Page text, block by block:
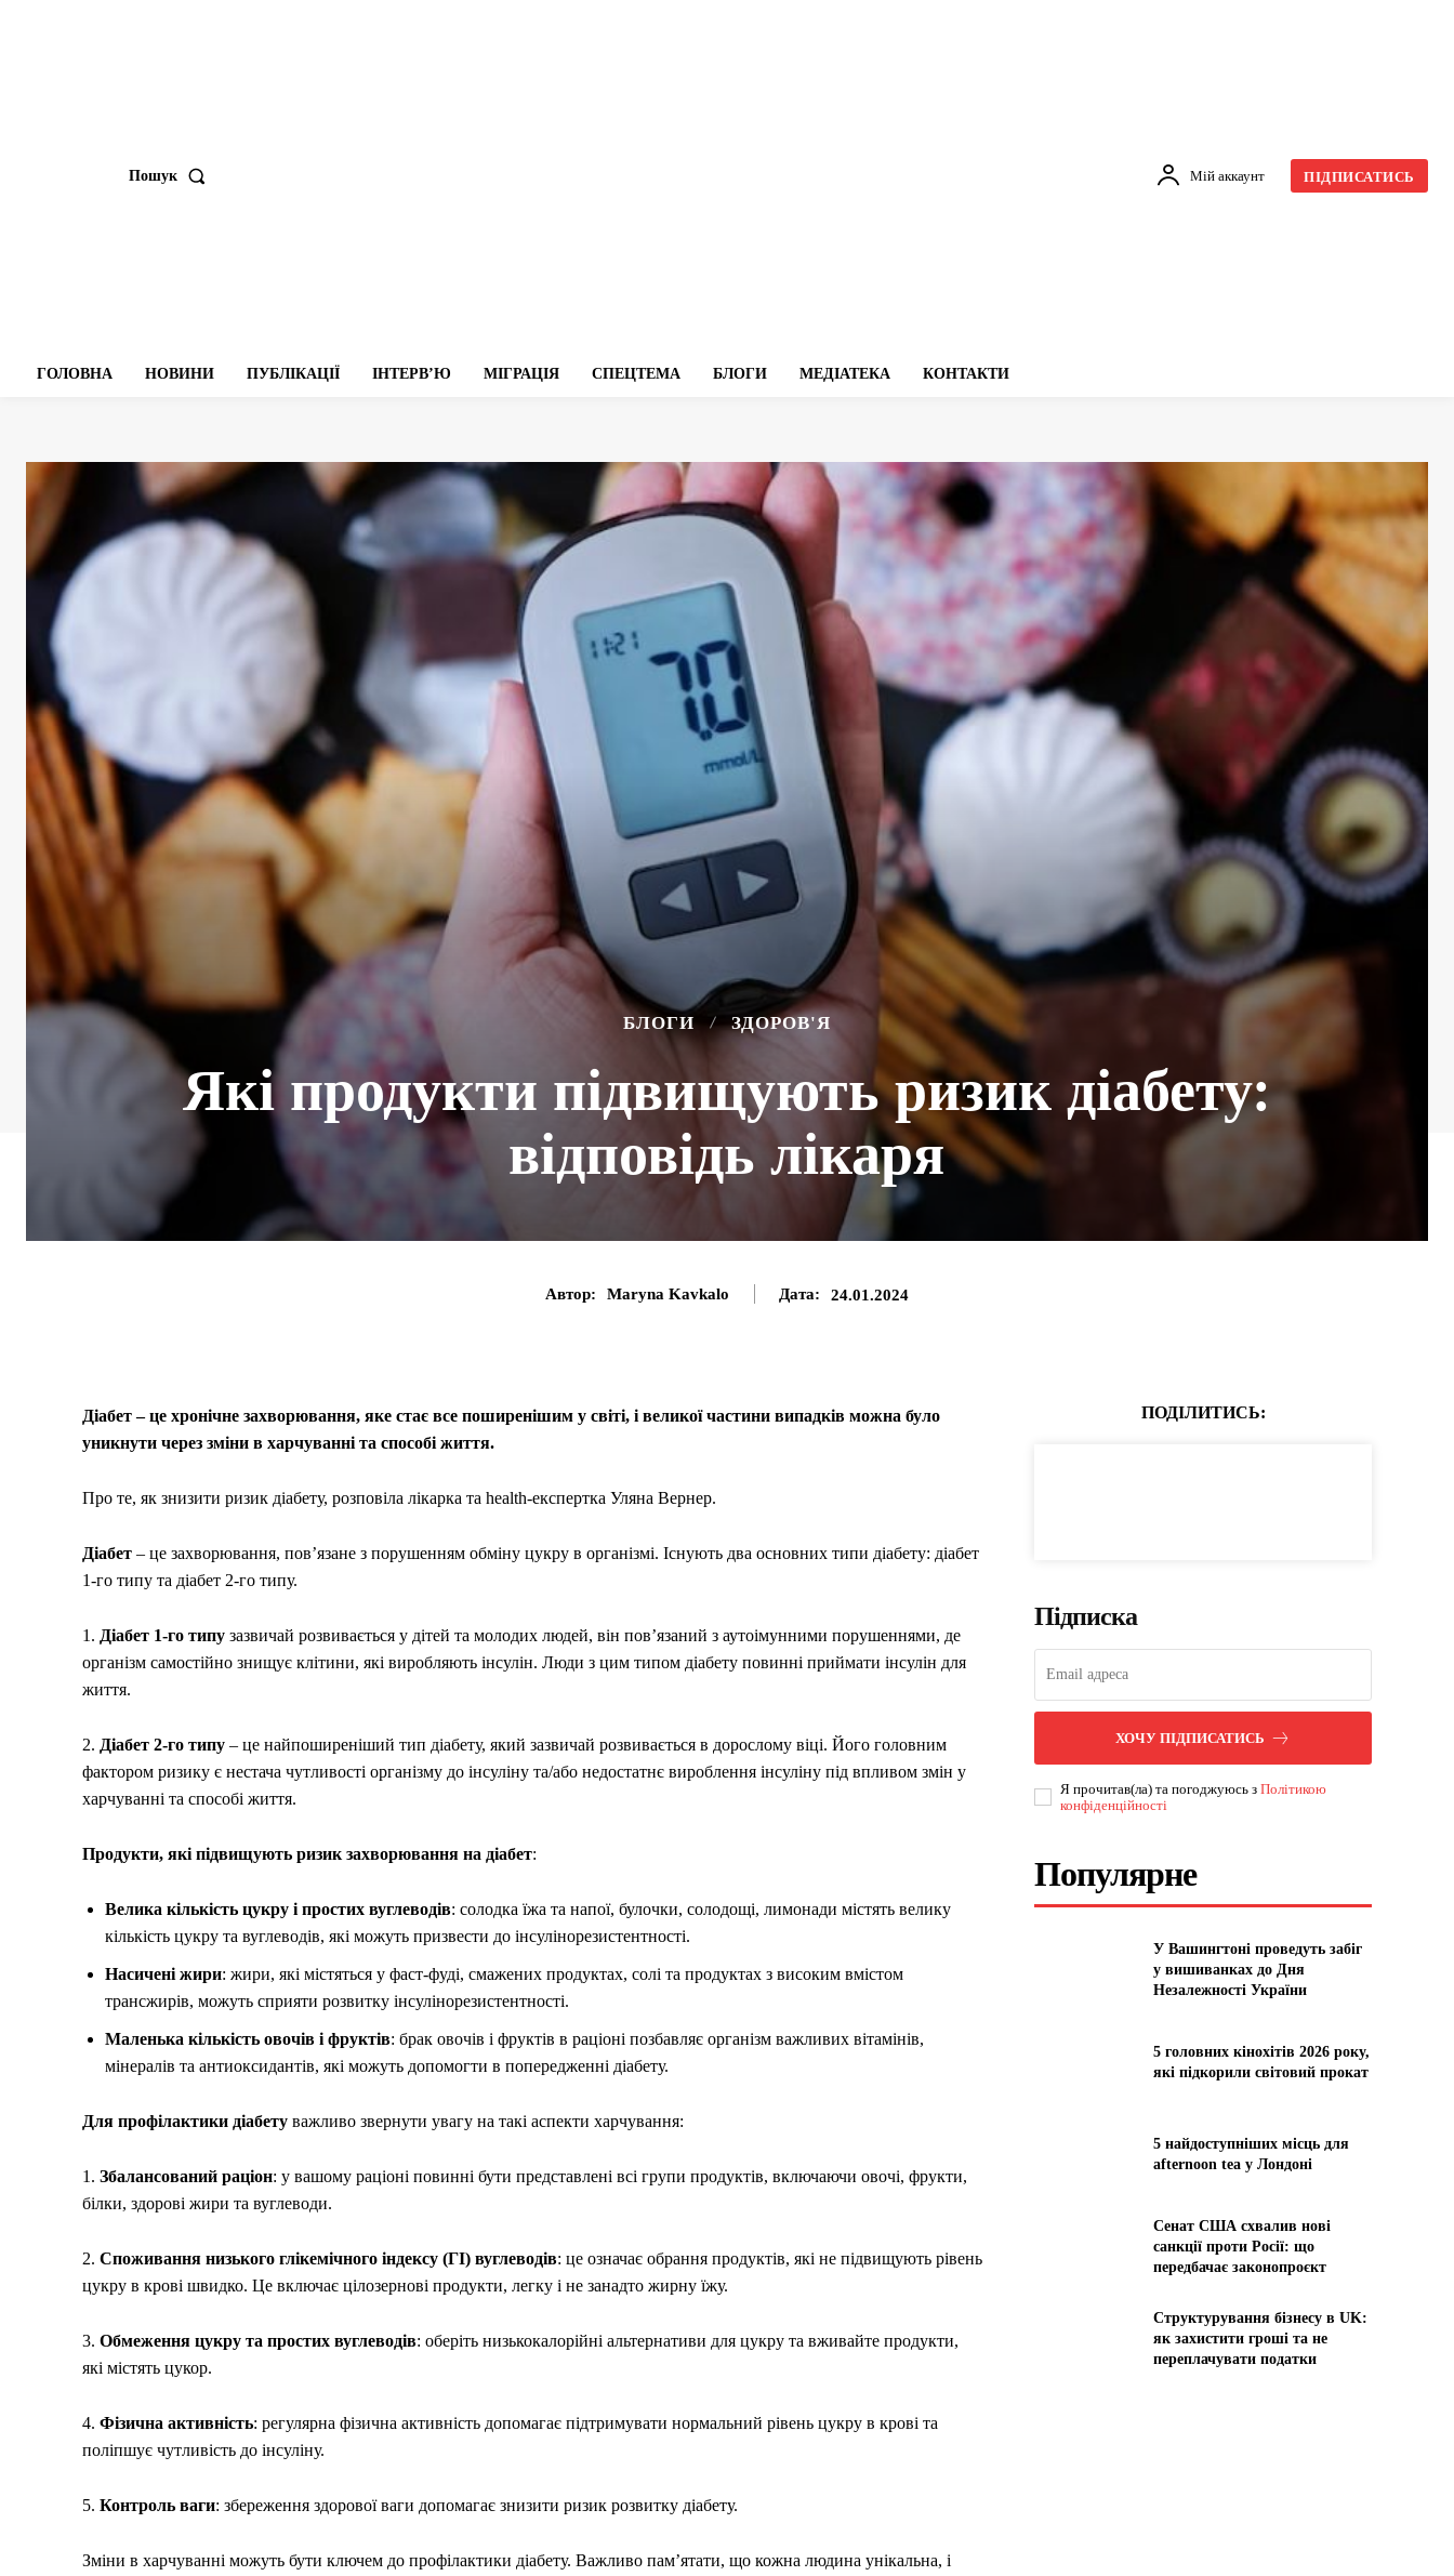
Пошук Мій аккаунт ПІДПИСАТИСЬ
ГОЛОВНА НОВИНИ ПУБЛІКАЦІЇ ІНТЕРВʼЮ МІГРАЦІЯ СПЕЦТЕМА БЛОГИ МЕДІАТЕКА КОНТАКТИ
БЛОГИ ЗДОРОВ'Я
Які продукти підвищують ризик діабету:
відповідь лікаря
Автор: Maryna Kavkalo Дата: 24.01.2024
Діабет – це хронічне захворювання, яке стає все поширенішим у світі, і великої частини випадків можна було
уникнути через зміни в харчуванні та способі життя.
Про те, як знизити ризик діабету, розповіла лікарка та health-експертка Уляна Вернер.
Діабет – це захворювання, пов’язане з порушенням обміну цукру в організмі. Існують два основних типи діабету: діабет
1-го типу та діабет 2-го типу.
1. Діабет 1-го типу зазвичай розвивається у дітей та молодих людей, він пов’язаний з аутоімунними порушеннями, де
організм самостійно знищує клітини, які виробляють інсулін. Люди з цим типом діабету повинні приймати інсулін для
життя.
2. Діабет 2-го типу – це найпоширеніший тип діабету, який зазвичай розвивається в дорослому віці. Його головним
фактором ризику є нестача чутливості організму до інсуліну та/або недостатнє вироблення інсуліну під впливом змін у
харчуванні та способі життя.
Продукти, які підвищують ризик захворювання на діабет:
Велика кількість цукру і простих вуглеводів: солодка їжа та напої, булочки, солодощі, лимонади містять велику
кількість цукру та вуглеводів, які можуть призвести до інсулінорезистентності.
Насичені жири: жири, які містяться у фаст-фуді, смажених продуктах, солі та продуктах з високим вмістом
трансжирів, можуть сприяти розвитку інсулінорезистентності.
Маленька кількість овочів і фруктів: брак овочів і фруктів в раціоні позбавляє організм важливих вітамінів,
мінералів та антиоксидантів, які можуть допомогти в попередженні діабету.
Для профілактики діабету важливо звернути увагу на такі аспекти харчування:
1. Збалансований раціон: у вашому раціоні повинні бути представлені всі групи продуктів, включаючи овочі, фрукти,
білки, здорові жири та вуглеводи.
2. Споживання низького глікемічного індексу (ГІ) вуглеводів: це означає обрання продуктів, які не підвищують рівень
цукру в крові швидко. Це включає цілозернові продукти, легку і не занадто жирну їжу.
3. Обмеження цукру та простих вуглеводів: оберіть низькокалорійні альтернативи для цукру та вживайте продукти,
які містять цукор.
4. Фізична активність: регулярна фізична активність допомагає підтримувати нормальний рівень цукру в крові та
поліпшує чутливість до інсуліну.
5. Контроль ваги: збереження здорової ваги допомагає знизити ризик розвитку діабету.
Зміни в харчуванні можуть бути ключем до профілактики діабету. Важливо пам’ятати, що кожна людина унікальна, і
ПОДІЛИТИСЬ:
Підписка
ХОЧУ ПІДПИСАТИСЬ
Я прочитав(ла) та погоджуюсь зПолітикою
конфіденційності
Популярне
У Вашингтоні проведуть забіг
у вишиванках до Дня
Незалежності України
5 головних кінохітів 2026 року,
які підкорили світовий прокат
5 найдоступніших місць для
afternoon tea у Лондоні
Сенат США схвалив нові
санкції проти Росії: що
передбачає законопроєкт
Структурування бізнесу в UK:
як захистити гроші та не
переплачувати податки